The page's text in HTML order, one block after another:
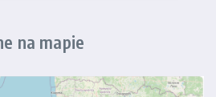
na mapie